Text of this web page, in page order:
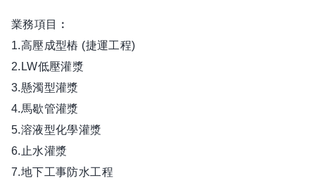
業務項目︰
1.高壓成型樁 (捷運工程)
2.LW低壓灌漿
3.懸濁型灌漿
4.馬歇管灌漿
5.溶液型化學灌漿
6.止水灌漿
7.地下工事防水工程